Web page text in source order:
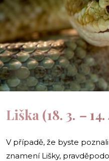
Liška (18. 3. – 14.
V případě, že byste
znamení Lišky,